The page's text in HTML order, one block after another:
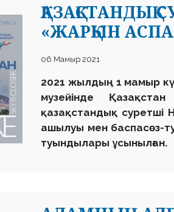
«ЖАРҚЫН
06 Мамыр 2021
2021 жылдың 1 мамыр
музейінде
қазақстандық
ашылуы мен баспасөз-
туындылары ұсынылған.